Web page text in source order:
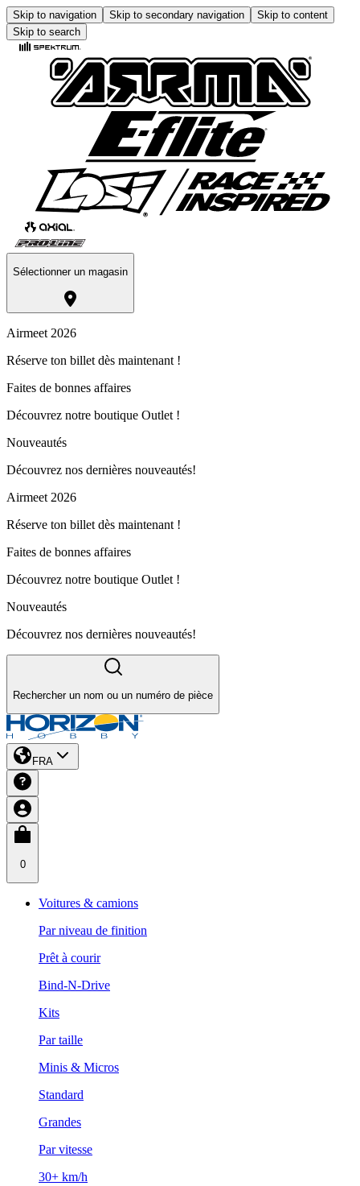
Skip to navigation Skip to secondary navigation
Skip to content
Skip to search
Sélectionner un magasin
Airmeet 2026
Réserve ton billet dès maintenant !
Faites de bonnes affaires
Découvrez notre boutique Outlet !
Nouveautés
Découvrez nos dernières nouveautés!
Airmeet 2026
Réserve ton billet dès maintenant !
Faites de bonnes affaires
Découvrez notre boutique Outlet !
Nouveautés
Découvrez nos dernières nouveautés!
Rechercher un nom ou un numéro de pièce
FRA
0
Voitures & camions
Par niveau de finition
Prêt à courir
Bind-N-Drive
Kits
Par taille
Minis & Micros
Standard
Grandes
Par vitesse
30+ km/h